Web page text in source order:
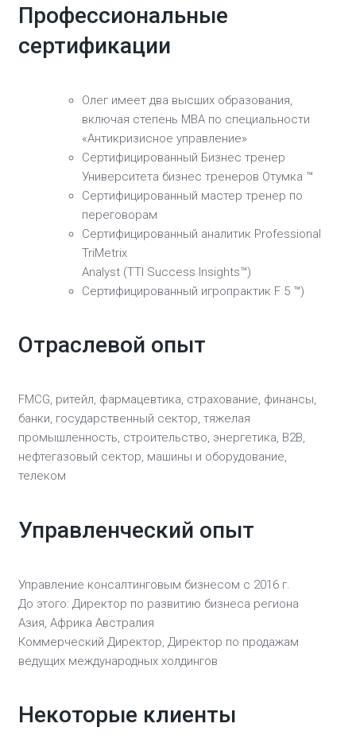
Профессиональные
сертификации
Олег имеет два высших образования,
включая степень МВА по специальности
«Антикризисное управление»
Сертифицированный Бизнес тренер
Университета бизнес тренеров Отумка ™
Сертифицированный мастер тренер по
переговорам
Сертифицированный аналитик Professional
TriMetrix
Analyst (TTI Success Insights™)
Сертифицированный игропрактик F 5 ™)
Отраслевой опыт
FMCG, ритейл, фармацевтика, страхование, финансы,
банки, государственный сектор, тяжелая
промышленность, строительство, энергетика, B2B,
нефтегазовый сектор, машины и оборудование,
телеком
Управленческий опыт
Управление консалтинговым бизнесом с 2016 г.
До этого: Директор по развитию бизнеса региона
Азия, Африка Австралия
Коммерческий Директор, Директор по продажам
ведущих международных холдингов
Некоторые клиенты